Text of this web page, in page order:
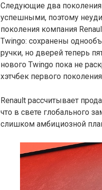
Следующие два
успешными, поэтому
поколения компания
Twingo: сохранены
ручки, но дверей теперь
нового Twingo пока не
хэтчбек первого
Renault рассчитывает
что в свете глобального
слишком амбициозной